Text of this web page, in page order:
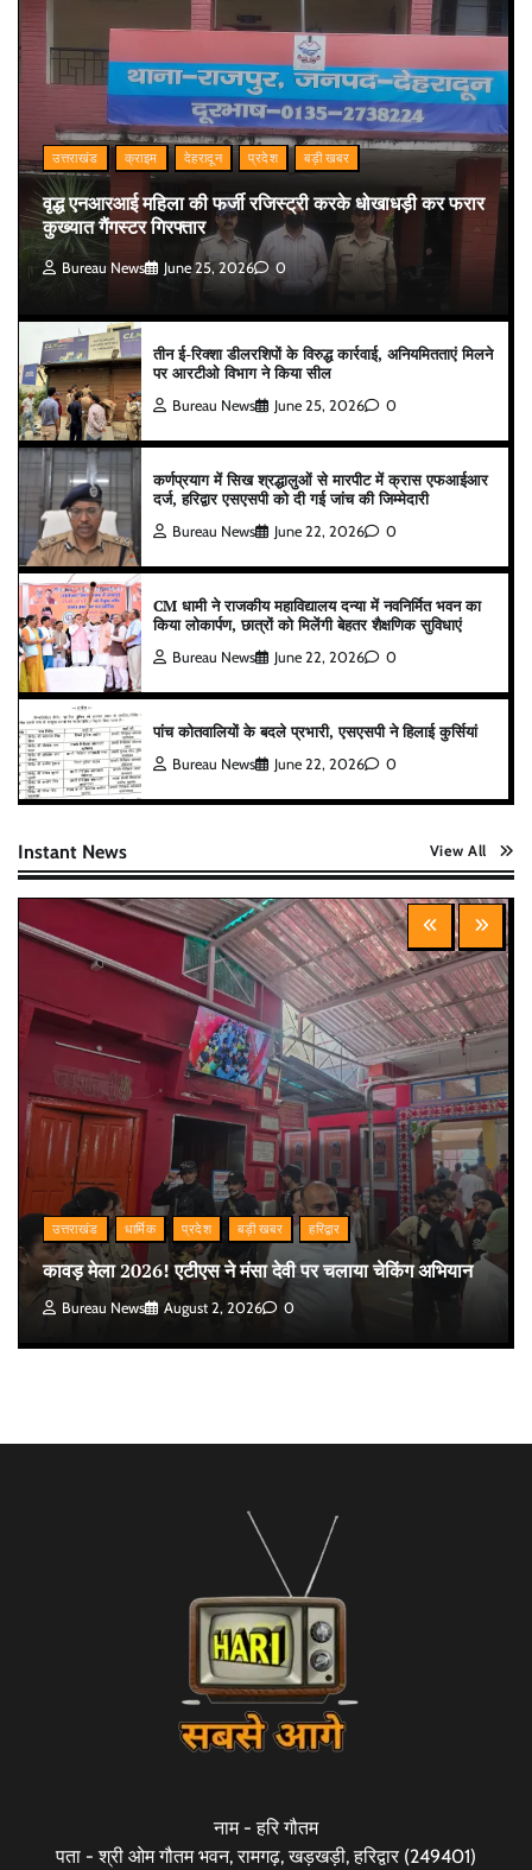
उत्तराखंड क्राइम देहरादून प्रदेश बड़ी खबर
वृद्ध एनआरआई महिला की फर्जी रजिस्ट्री करके धोखाधड़ी कर फरार
कुख्यात गैंगस्टर गिरफ्तार
Bureau News June 25, 2026 0
तीन ई-रिक्शा डीलरशिपों के विरुद्ध कार्रवाई, अनियमितताएं मिलने
पर आरटीओ विभाग ने किया सील
Bureau News June 25, 2026 0
कर्णप्रयाग में सिख श्रद्धालुओं से मारपीट में क्रास एफआईआर
दर्ज, हरिद्वार एसएसपी को दी गई जांच की जिम्मेदारी
Bureau News June 22, 2026 0
CM धामी ने राजकीय महाविद्यालय दन्या में नवनिर्मित भवन का
किया लोकार्पण, छात्रों को मिलेंगी बेहतर शैक्षणिक सुविधाएं
Bureau News June 22, 2026 0
पांच कोतवालियों के बदले प्रभारी, एसएसपी ने हिलाई कुर्सियां
Bureau News June 22, 2026 0
Instant News View All
उत्तराखंड धार्मिक प्रदेश बड़ी खबर हरिद्वार
कावड़ मेला 2026! एटीएस ने मंसा देवी पर चलाया चेकिंग अभियान
Bureau News August 2, 2026 0
नाम - हरि गौतम
पता - श्री ओम गौतम भवन, रामगढ़, खड़खड़ी, हरिद्वार (249401)